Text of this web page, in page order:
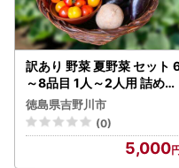
訳あり 野菜 夏野菜 セット
～8品目 1人～2人用 詰め合
わせ 野菜 夏野菜
徳島県吉野川市
(0)
5,000